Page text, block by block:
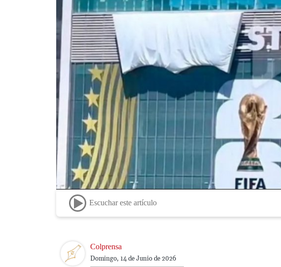
Escuchar este artículo
Image Colprensa
Domingo, 14 de Junio de 2026